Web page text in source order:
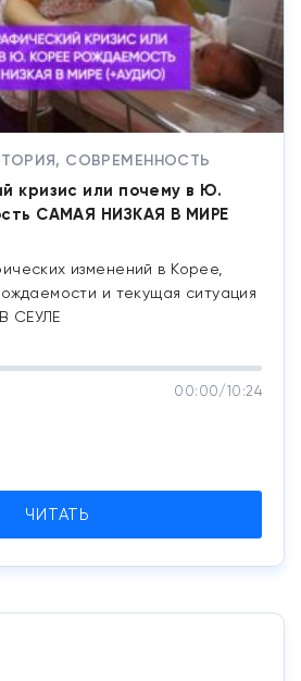
СОВРЕМЕННОСТЬ
кризис или почему в Ю.
САМАЯ НИЗКАЯ В МИРЕ
изменений в Корее,
и текущая ситуация
СЕУЛЕ
00:00/10:24
ЧИТАТЬ